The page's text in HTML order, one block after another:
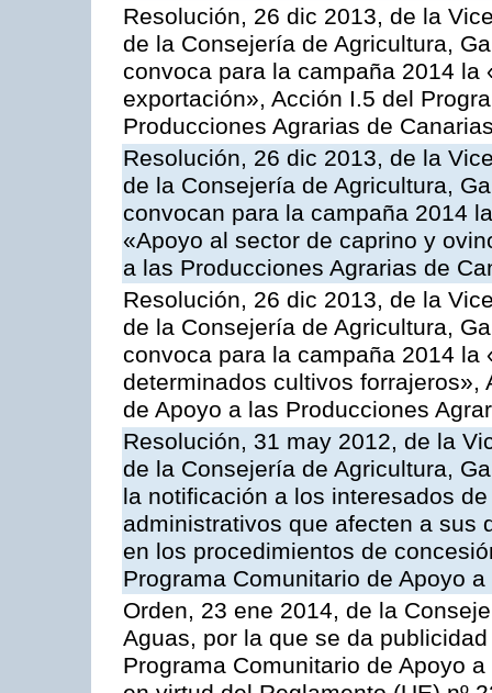
Resolución, 26 dic 2013, de la
de la Consejería de Agricultura,
convoca para la campaña 2014
exportación», Acción I.5 del
Producciones Agrarias de
Resolución, 26 dic 2013, de la
de la Consejería de Agricultura,
convocan para la campaña 2014
«Apoyo al sector de caprino y
a las Producciones Agrarias de
Resolución, 26 dic 2013, de la
de la Consejería de Agricultura,
convoca para la campaña 2014 la
determinados cultivos forrajeros»,
de Apoyo a las Producciones
Resolución, 31 may 2012, de la
de la Consejería de Agricultura,
la notificación a los interesados
administrativos que afecten a sus
en los procedimientos de
Programa Comunitario de Apoyo
Orden, 23 ene 2014, de la
Aguas, por la que se da
Programa Comunitario de Apoyo